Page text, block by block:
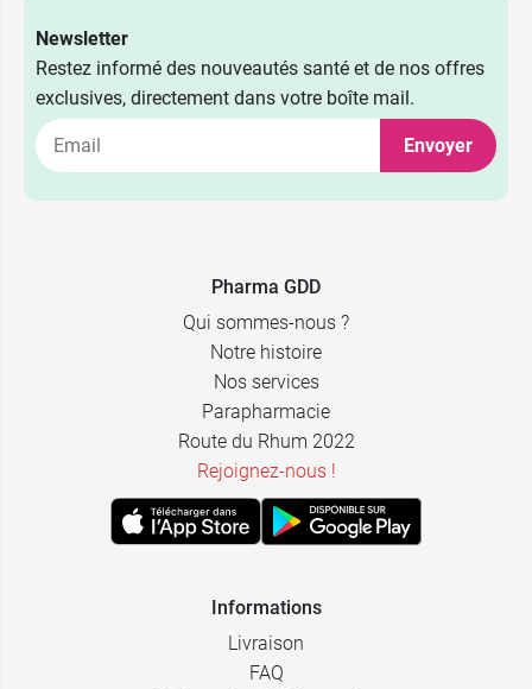
Newsletter
Restez informé des nouveautés santé et de nos offres
exclusives, directement dans votre boîte mail.
Envoyer
Pharma GDD
Qui sommes-nous ?
Notre histoire
Nos services
Parapharmacie
Route du Rhum 2022
Rejoignez-nous !
Informations
Livraison
FAQ